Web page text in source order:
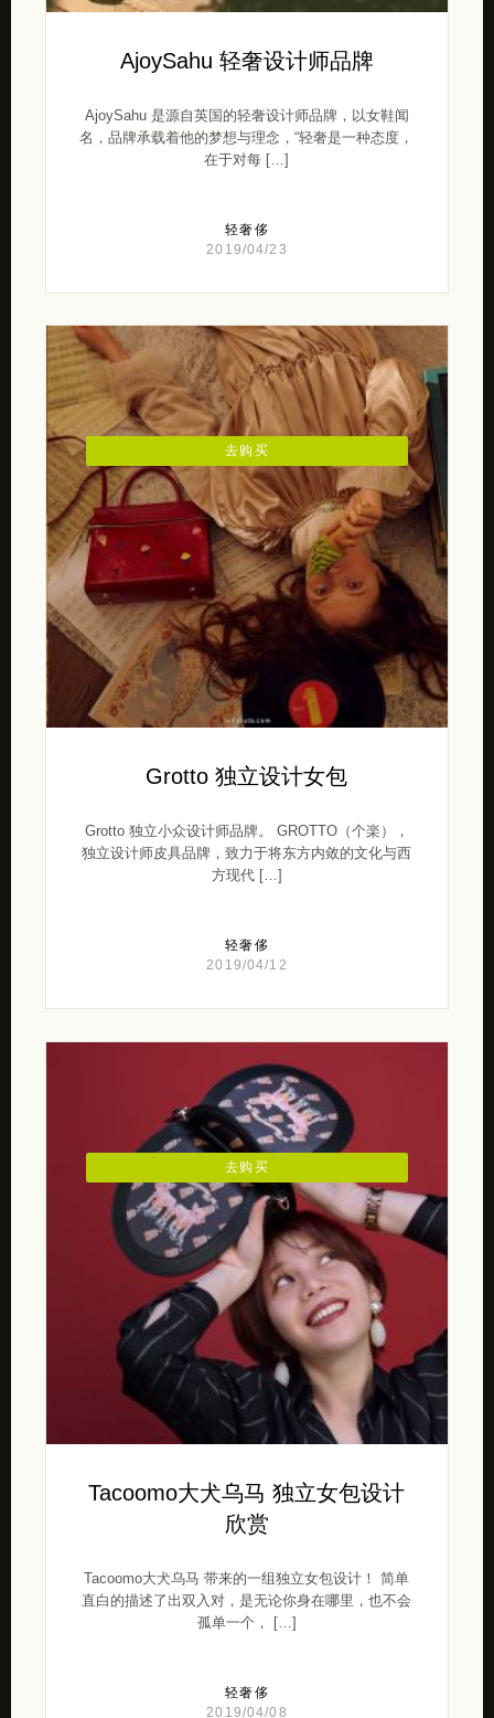
AjoySahu 轻奢设计师品牌
AjoySahu 是源自英国的轻奢设计师品牌，以女鞋闻
名，品牌承载着他的梦想与理念，“轻奢是一种态度，
在于对每 […]
轻奢侈
2019/04/23
去购买
Grotto 独立设计女包
Grotto 独立小众设计师品牌。 GROTTO（个楽），
独立设计师皮具品牌，致力于将东方内敛的文化与西
方现代 […]
轻奢侈
2019/04/12
去购买
Tacoomo大犬乌马 独立女包设计
欣赏
Tacoomo大犬乌马 带来的一组独立女包设计！ 简单
直白的描述了出双入对，是无论你身在哪里，也不会
孤单一个， […]
轻奢侈
2019/04/08